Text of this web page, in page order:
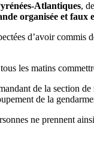
Atlantiques,
organisée et
d’avoir commis
les matins
de la section de
de la
ne prennent